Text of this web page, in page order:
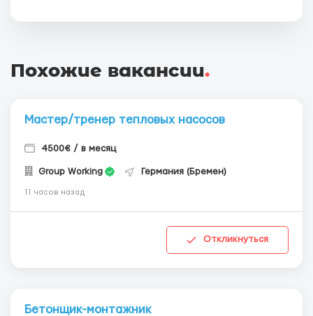
Похожие вакансии.
Мастер/тренер тепловых насосов
4500€ / в месяц
Group Working Германия (Бремен)
11 часов назад
Откликнуться
Бетонщик-монтажник